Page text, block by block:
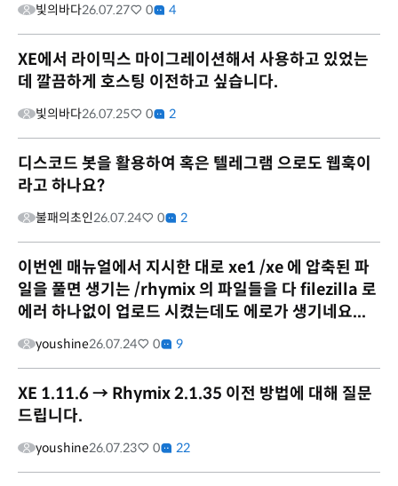
빛의바다26.07.27 0 4
XE에서 라이믹스 마이그레이션해서 사용하고 있었는
데 깔끔하게 호스팅 이전하고 싶습니다.
빛의바다26.07.25 0 2
디스코드 봇을 활용하여 혹은 텔레그램 으로도 웹훅이
라고 하나요?
불패의초인26.07.24 0 2
이번엔 매뉴얼에서 지시한 대로 xe1 /xe 에 압축된 파
일을 풀면 생기는 /rhymix 의 파일들을 다 filezilla 로
에러 하나없이 업로드 시켰는데도 에로가 생기네요...
youshine26.07.24 0 9
XE 1.11.6 → Rhymix 2.1.35 이전 방법에 대해 질문
드립니다.
youshine26.07.23 0 22